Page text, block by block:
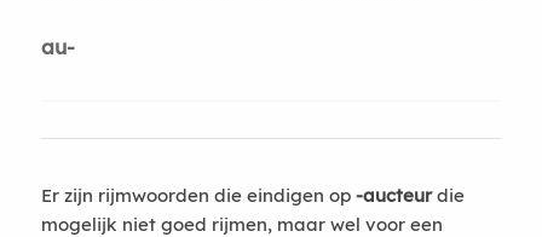
au-
Er zijn rijmwoorden die eindigen op -aucteurdie
mogelijk niet goed rijmen, maar wel voor een